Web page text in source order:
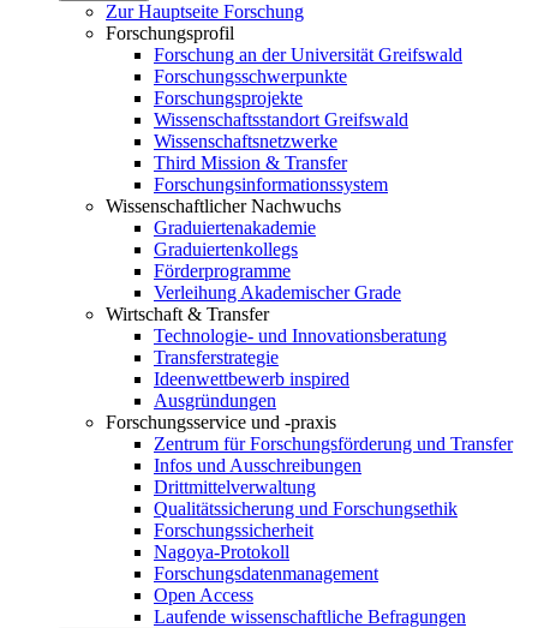
Zur Hauptseite Forschung
Forschungsprofil
Forschung an der Universität Greifswald
Forschungsschwerpunkte
Forschungsprojekte
Wissenschaftsstandort Greifswald
Wissenschaftsnetzwerke
Third Mission & Transfer
Forschungsinformationssystem
Wissenschaftlicher Nachwuchs
Graduiertenakademie
Graduiertenkollegs
Förderprogramme
Verleihung Akademischer Grade
Wirtschaft & Transfer
Technologie- und Innovationsberatung
Transferstrategie
Ideenwettbewerb inspired
Ausgründungen
Forschungsservice und -praxis
Zentrum für Forschungsförderung und Transfer
Infos und Ausschreibungen
Drittmittelverwaltung
Qualitätssicherung und Forschungsethik
Forschungssicherheit
Nagoya-Protokoll
Forschungsdatenmanagement
Open Access
Laufende wissenschaftliche Befragungen